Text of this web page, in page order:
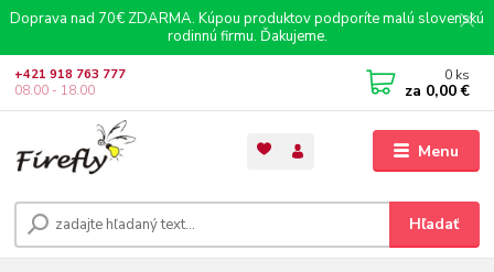
Doprava nad 70€ ZDARMA. Kúpou produktov podporíte malú slovenskú
rodinnú firmu. Ďakujeme.
Menu
Hľadať
+421 918 763 777
08.00 - 18.00
0 ks
za 0,00 €